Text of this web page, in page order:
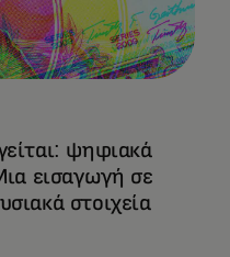
ψηφιακά
εισαγωγή σε
στοιχεία